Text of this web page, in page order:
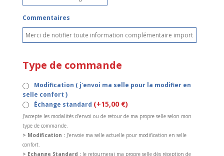
Commentaires
Type de commande
Modification ( j'envoi ma selle pour la modifier en
selle confort )
Échange standard (+15,00 €)
J'accepte les modalités d'envoi ou de retour de ma propre selle selon mon
type de commande.
> Modification : J'envoie ma selle actuelle pour modification en selle
confort.
> Echange Standard :Je retournerai ma propre selle dès réception de